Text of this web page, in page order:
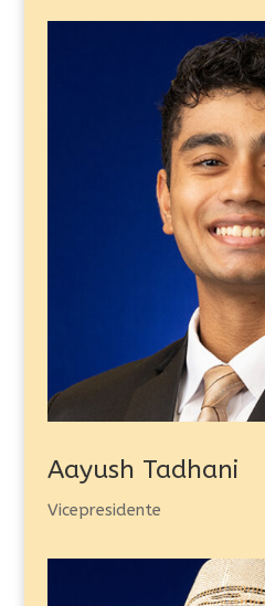
Aayush Tadhani
Vicepresidente